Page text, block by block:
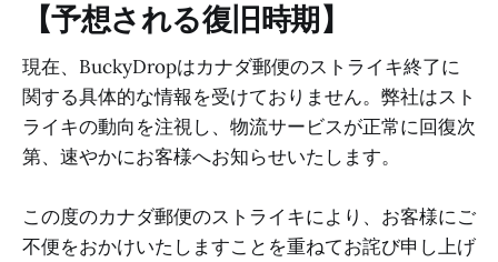
【予想される復旧時期】
現在、BuckyDropはカナダ郵便のストライキ終了に
関する具体的な情報を受けておりません。弊社はスト
ライキの動向を注視し、物流サービスが正常に回復次
第、速やかにお客様へお知らせいたします。
この度のカナダ郵便のストライキにより、お客様にご
不便をおかけいたしますことを重ねてお詫び申し上げ